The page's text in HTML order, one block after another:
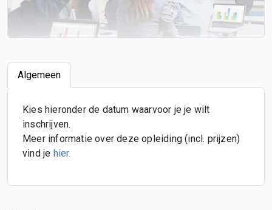
Algemeen
Kies hieronder de datum waarvoor je je wilt
inschrijven.
Meer informatie over deze opleiding (incl. prijzen)
vind je hier.